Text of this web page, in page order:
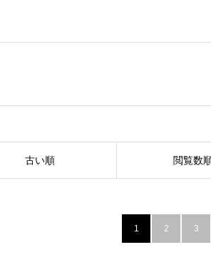
古い順 閲覧数
1 2 3